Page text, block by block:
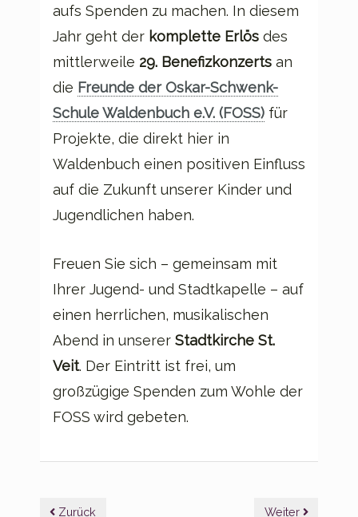
aufs Spenden zu machen. In diesem
Jahr geht der komplette Erlös des
mittlerweile 29. Benefizkonzerts an
die Freunde der Oskar-Schwenk-
Schule Waldenbuch e.V. (FOSS) für
Projekte, die direkt hier in
Waldenbuch einen positiven Einfluss
auf die Zukunft unserer Kinder und
Jugendlichen haben.
Freuen Sie sich – gemeinsam mit
Ihrer Jugend- und Stadtkapelle – auf
einen herrlichen, musikalischen
Abend in unserer Stadtkirche St.
Veit. Der Eintritt ist frei, um
großzügige Spenden zum Wohle der
FOSS wird gebeten.
Zurück Weiter